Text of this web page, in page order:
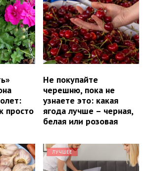
просто
Не покупайте
черешню, пока не
узнаете это: какая
ягода лучше – черная,
белая или розовая
ЛУЧШЕЕ